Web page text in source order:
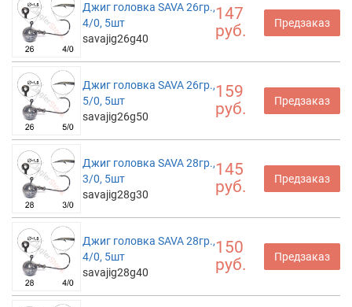
Джиг головка SAVA 26гр.,
4/0, 5шт
savajig26g40
147
руб.
Предзаказ
Джиг головка SAVA 26гр.,
5/0, 5шт
savajig26g50
159
руб.
Предзаказ
Джиг головка SAVA 28гр.,
3/0, 5шт
savajig28g30
145
руб.
Предзаказ
Джиг головка SAVA 28гр.,
4/0, 5шт
savajig28g40
150
руб.
Предзаказ